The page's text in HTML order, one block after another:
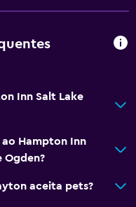
Inn Salt Lake
Hampton Inn
aceita pets?